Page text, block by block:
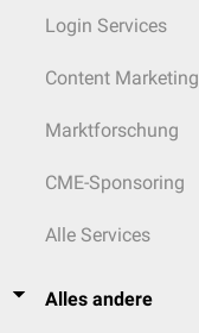
Login Services
Content Marketing
Marktforschung
CME-Sponsoring
Alle Services
Alles andere